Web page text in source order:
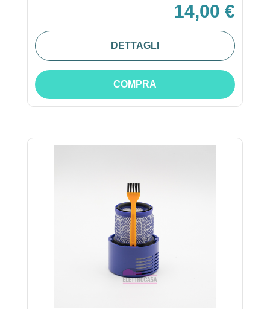
14,00 €
DETTAGLI
COMPRA